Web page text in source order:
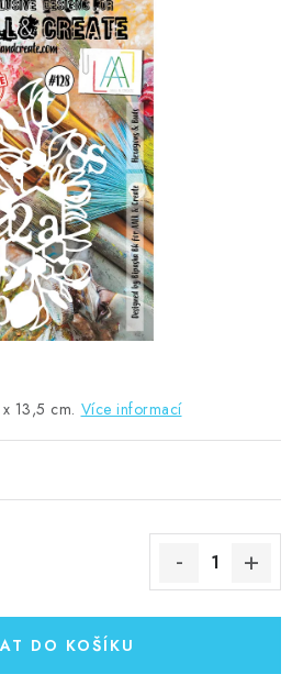
objednávka
Oblíbené ♥️
podmínky
údajů
Ověřování recenzí
13,5 cm. Více informací
DO KOŠÍKU